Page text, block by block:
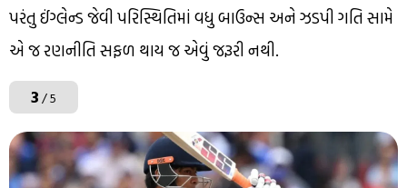
પરંતુ ઈંગ્લેન્ડ જેવી પરિસ્થિતિમાં વધુ બાઉન્સ અને ઝડપી ગતિ સામે
એ જ રણનીતિ સફળ થાય જ એવું જરૂરી નથી.
3/ 5